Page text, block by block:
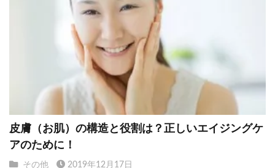
皮膚（お肌）の構造と役割は？正しいエイジングケ
アのために！
その他 2019年12月17日